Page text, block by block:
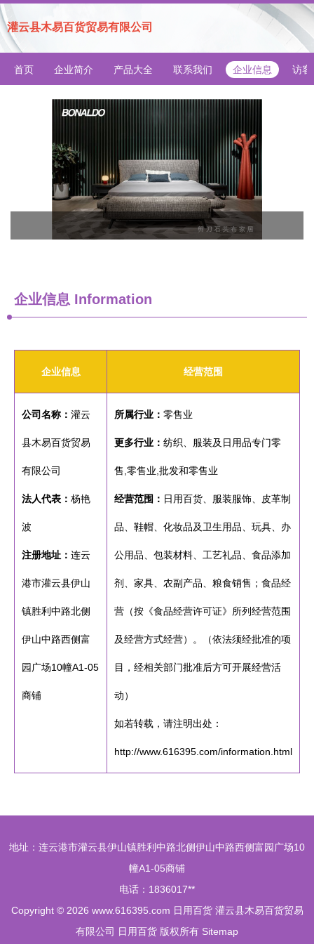
灌云县木易百货贸易有限公司
首页 企业简介 产品大全 联系我们 企业信息 访客
企业信息 Information
企业信息 经营范围
公司名称： 灌云
县木易百货贸易
有限公司
法人代表： 杨艳
波
注册地址： 连云
港市灌云县伊山
镇胜利中路北侧
伊山中路西侧富
园广场10幢A1-05
商铺
所属行业： 零售业
更多行业： 纺织、服装及日用品专门零
售,零售业,批发和零售业
经营范围： 日用百货、服装服饰、皮革制
品、鞋帽、化妆品及卫生用品、玩具、办
公用品、包装材料、工艺礼品、食品添加
剂、家具、农副产品、粮食销售；食品经
营（按《食品经营许可证》所列经营范围
及经营方式经营）。（依法须经批准的项
目，经相关部门批准后方可开展经营活
动）
如若转载，请注明出处：
http://www.616395.com/information.html
地址：连云港市灌云县伊山镇胜利中路北侧伊山中路西侧富园广场10
幢A1-05商铺
电话：1836017**
Copyright © 2026 www.616395.com 日用百货 灌云县木易百货贸易
有限公司 日用百货 版权所有 Sitemap